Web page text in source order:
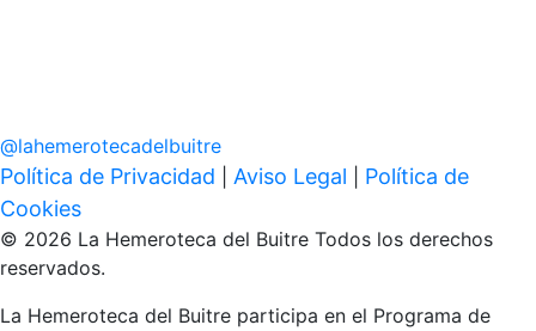
@lahemerotecadelbuitre
Política de Privacidad Aviso Legal
Política de
Cookies
© 2026 La Hemeroteca del Buitre Todos los derechos
reservados.
La Hemeroteca del Buitre participa en el Programa de